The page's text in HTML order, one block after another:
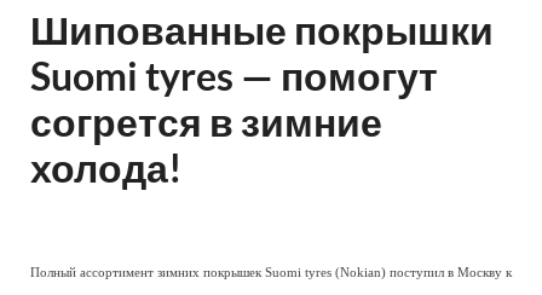
Шипованные покрышки
Suomi tyres — помогут
согрется в зимние
холода!
Полный ассортимент зимних покрышек Suomi tyres (Nokian) поступил в Москву к